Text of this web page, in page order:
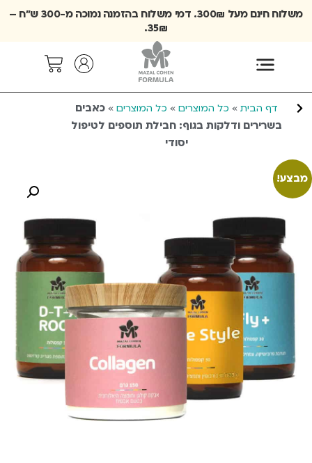
משלוח חינם מעל 300₪. דמי משלוח בהזמנה נמוכה מ-300 ש״ח –
35₪.
דף הבית» כל המוצרים» כל המוצרים» כאבים
בשרירים ודלקות בגוף: חבילת תוספים לטיפול
יסודי
מבצע!